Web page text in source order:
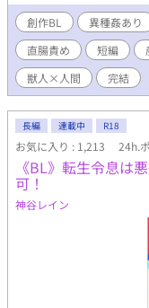
創作BL 異種姦あり
直腸責め
短編
獣人×人間
完結
長編 連載中 R18
お気に入り : 1,213 24h.
《BL》転生令息は
可！
神谷レイン